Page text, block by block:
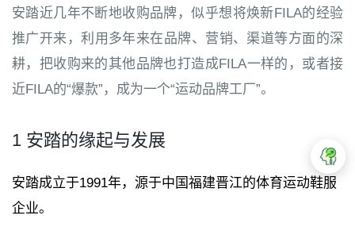
安踏近几年不断地收购品牌，似乎想将焕新FILA的经验
推广开来，利用多年来在品牌、营销、渠道等方面的深
耕，把收购来的其他品牌也打造成FILA一样的，或者接
近FILA的“爆款”，成为一个“运动品牌工厂”。
1 安踏的缘起与发展
安踏成立于1991年，源于中国福建晋江的体育运动鞋服
企业。